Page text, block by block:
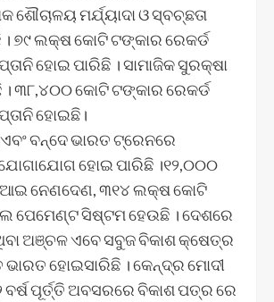
ଶୌଚାଳୟ ମର୍ଯ୍ୟାଦା ଓ ସ୍ବଚ୍ଛତା
୭୯ ଲକ୍ଷ କୋଟି ଟଙ୍କାର ରେକର୍ଡ
ହୋଇ ପାରିଛି । ସାମାଜିକ ସୁରକ୍ଷା
୩୮,୪୦୦ କୋଟି ଟଙ୍କାର ରେକର୍ଡ
ହୋଇଛି।
ବନ୍ଦେ ଭାରତ ଟ୍ରେନରେ
ହୋଇ ପାରିଛି ।୧୨,୦୦୦
ନେଣଦେଣ, ୩୧୪ ଲକ୍ଷ କୋଟି
ପେମେଣ୍ଟ ସିଷ୍ଟମ ହେଉଛି । ଦେଶରେ
ଅଞ୍ଚଳ ଏବେ ସବୁଜ ବିକାଶ କ୍ଷେତ୍ର
ହୋଇସାରିଛି । କେନ୍ଦ୍ର ମୋଦୀ
ପୂର୍ତ୍ତି ଅବସରରେ ବିକାଶ ପତ୍ର ରେ